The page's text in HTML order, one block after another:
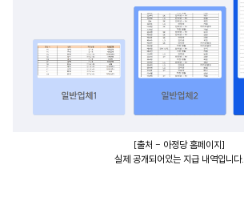
[출처 - 아정당 홈페이지]
실제 공개되어있는 지급 내역입니다.